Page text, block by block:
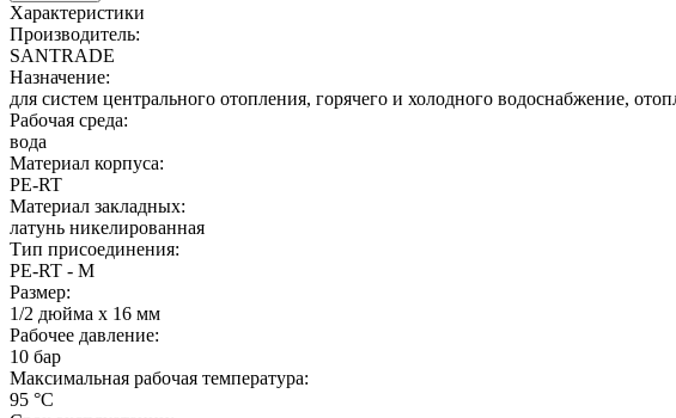
Характеристики
Производитель:
SANTRADE
Назначение:
для систем центрального отопления, горячего и холодного водоснабжение,
Рабочая среда:
вода
Материал корпуса:
PE-RT
Материал закладных:
латунь никелированная
Тип присоединения:
PE-RT - M
Размер:
1/2 дюйма х 16 мм
Рабочее давление:
10 бар
Максимальная рабочая температура:
95 °C